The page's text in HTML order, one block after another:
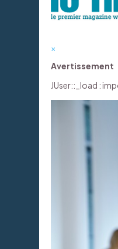
×
Avertissement
JUser::_load :